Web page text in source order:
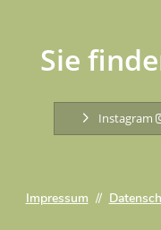
Sie
Instagram
Impressum //